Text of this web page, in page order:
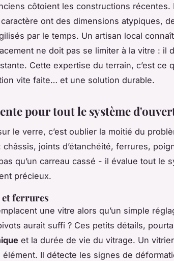
côtoient les constructions récentes.
ont des dimensions atypiques,
par le temps. Un artisan local
ne doit pas se limiter à la vitre : il
Cette expertise du terrain, c’est ce
vite faite… et une solution durable.
pour tout le système
le verre, c’est oublier la moitié du
joints d’étanchéité, ferrures,
qu’un carreau cassé - il évalue tout le
précieux.
et ferrures
une vitre alors qu’un simple
aurait suffi ? Ces petits détails,
et la durée de vie du vitrage. Un vitrier
Il détecte les signes de